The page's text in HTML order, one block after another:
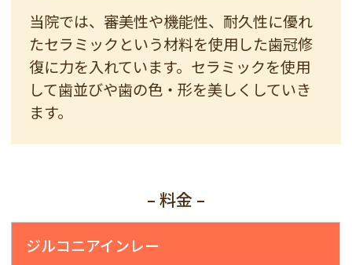
当院では、審美性や機能性、耐久性に優れ
たセラミックという材料を使用した歯冠修
復に力を入れています。セラミックを使用
して歯並びや歯の色・形を美しくしていき
ます。
– 料金 –
ジルコニアインレー